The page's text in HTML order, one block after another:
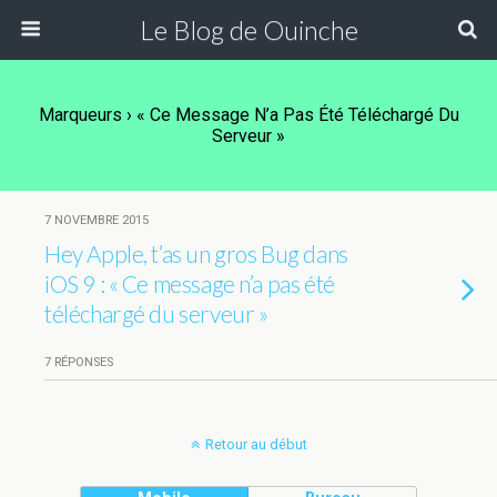
Le Blog de Ouinche
Marqueurs › « Ce Message N’a Pas Été Téléchargé Du
Serveur »
7 NOVEMBRE 2015
Hey Apple, t’as un gros Bug dans
iOS 9 : « Ce message n’a pas été
téléchargé du serveur »
7 RÉPONSES
Retour au début